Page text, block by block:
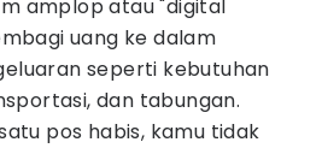
amplop atau "digital
uang ke dalam
seperti kebutuhan
dan tabungan.
pos habis, kamu tidak